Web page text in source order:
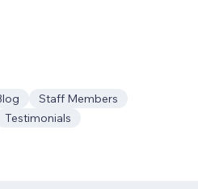
Staff Members
Testimonials